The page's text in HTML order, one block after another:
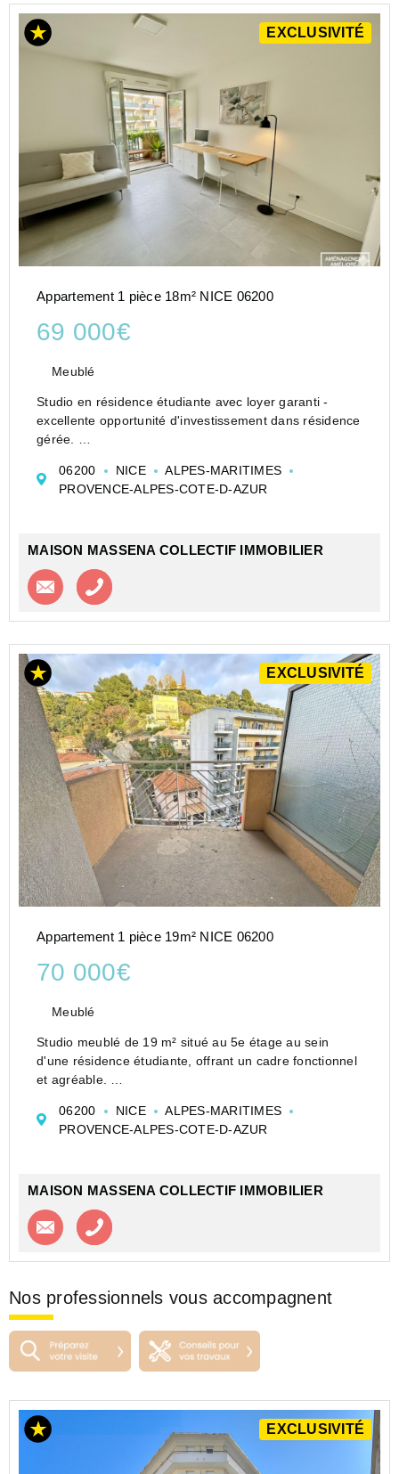
EXCLUSIVITÉ
Appartement 1 pièce 18m² NICE 06200
69 000€
Meublé
Studio en résidence étudiante avec loyer garanti -
excellente opportunité d'investissement dans résidence
gérée.
résidence étudiante, offre un cadre pratique et
agréable. Il comprend une entrée,...
06200 NICE
ALPES-MARITIMES
PROVENCE-ALPES-COTE-D-AZUR
MAISON MASSENA COLLECTIF IMMOBILIER
Contacter l'agence
EXCLUSIVITÉ
Appartement 1 pièce 19m² NICE 06200
70 000€
Meublé
Studio meublé de 19 m² situé au 5e étage au sein
d'une résidence étudiante, offrant un cadre fonctionnel
et agréable.
équipée, d'un séjour aménagé avec bureau, d'un
espace nuit ave...
06200 NICE
ALPES-MARITIMES
PROVENCE-ALPES-COTE-D-AZUR
MAISON MASSENA COLLECTIF IMMOBILIER
Contacter l'agence
Nos professionnels vous accompagnent
EXCLUSIVITÉ